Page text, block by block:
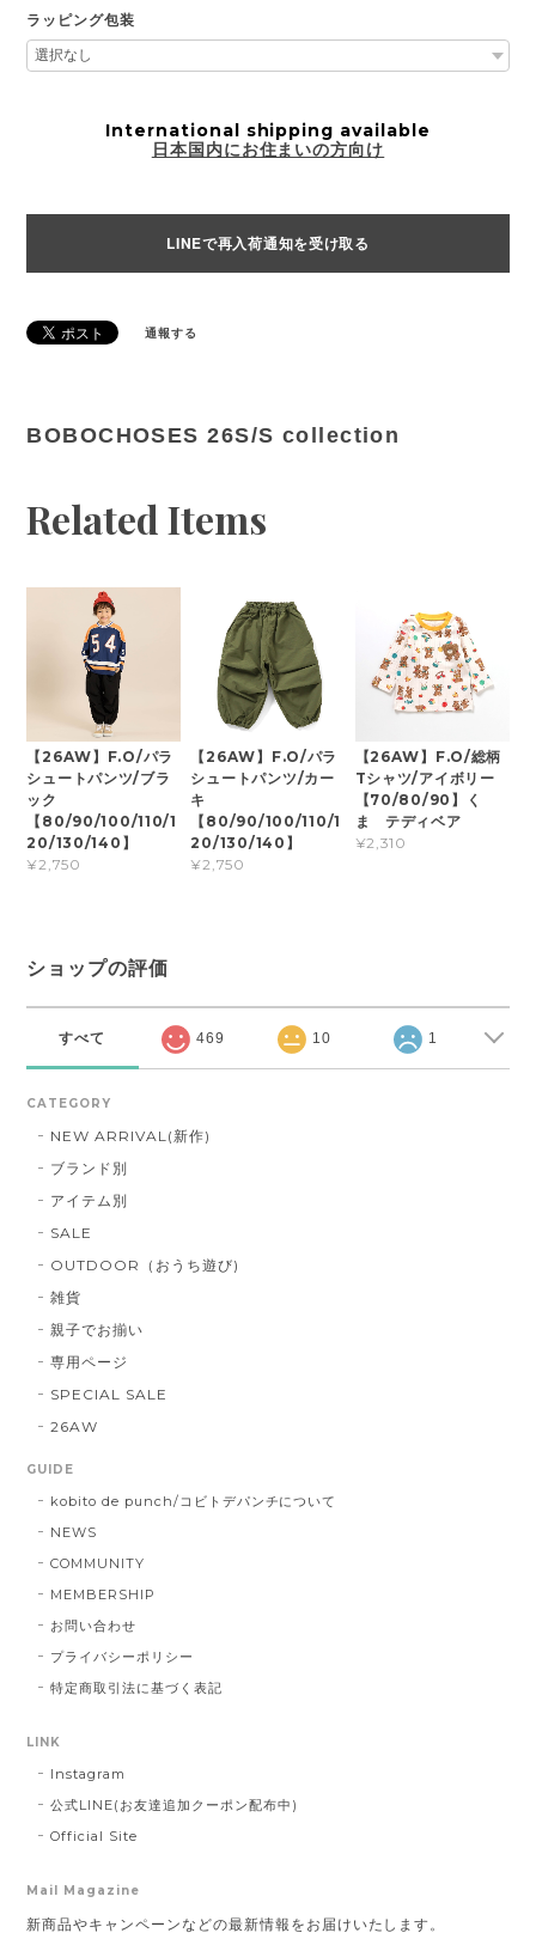
ラッピング包装
International shipping available
日本国内にお住まいの方向け
LINEで再入荷通知を受け取る
通報する
BOBOCHOSES 26S/S collection
Related Items
【26AW】F.O/パラ
シュートパンツ/ブラ
ック
【80/90/100/110/1
20/130/140】
¥2,750
【26AW】F.O/パラ
シュートパンツ/カー
キ
【80/90/100/110/1
20/130/140】
¥2,750
【26AW】F.O/総柄
Tシャツ/アイボリー
【70/80/90】く
ま テディベア
¥2,310
ショップの評価
すべて 469 10 1
CATEGORY
NEW ARRIVAL(新作)
ブランド別
アイテム別
SALE
OUTDOOR（おうち遊び)
雑貨
親子でお揃い
専用ページ
SPECIAL SALE
26AW
GUIDE
kobito de punch/コビトデパンチについて
NEWS
COMMUNITY
MEMBERSHIP
お問い合わせ
プライバシーポリシー
特定商取引法に基づく表記
LINK
Instagram
公式LINE(お友達追加クーポン配布中)
Official Site
Mail Magazine
新商品やキャンペーンなどの最新情報をお届けいたします。